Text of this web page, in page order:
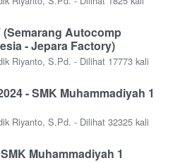
(Semarang Autocomp
- Jepara Factory)
Riyanto, S.Pd. - Dilihat 17773 kali
- SMK Muhammadiyah 1
Riyanto, S.Pd. - Dilihat 32325 kali
Muhammadiyah 1